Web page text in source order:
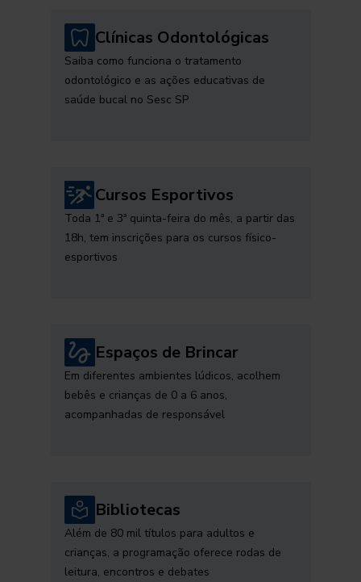
Clínicas Odontológicas
Saiba como funciona o tratamento
odontológico e as ações educativas de
saúde bucal no Sesc SP
Cursos Esportivos
Toda 1ª e 3ª quinta-feira do mês, a partir das
18h, tem inscrições para os cursos físico-
esportivos
Espaços de Brincar
Em diferentes ambientes lúdicos, acolhem
bebês e crianças de 0 a 6 anos,
acompanhadas de responsável
Bibliotecas
Além de 80 mil títulos para adultos e
crianças, a programação oferece rodas de
leitura, encontros e debates